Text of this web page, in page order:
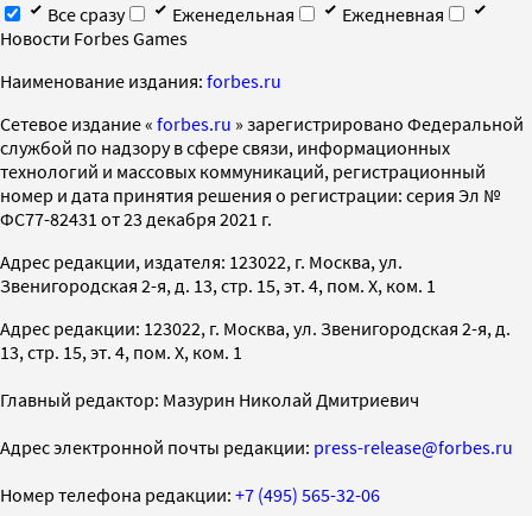
Все сразу
Еженедельная
Ежедневная
Новости Forbes Games
Наименование издания: forbes.ru
Cетевое издание « forbes.ru » зарегистрировано Федеральной
службой по надзору в сфере связи, информационных
технологий и массовых коммуникаций, регистрационный
номер и дата принятия решения о регистрации: серия Эл №
ФС77-82431 от 23 декабря 2021 г.
Адрес редакции, издателя: 123022, г. Москва, ул.
Звенигородская 2-я, д. 13, стр. 15, эт. 4, пом. X, ком. 1
Адрес редакции: 123022, г. Москва, ул. Звенигородская 2-я, д.
13, стр. 15, эт. 4, пом. X, ком. 1
Главный редактор: Мазурин Николай Дмитриевич
Адрес электронной почты редакции: press-release@forbes.ru
Номер телефона редакции: +7 (495) 565-32-06